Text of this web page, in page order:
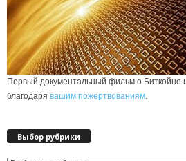
Первый документальный фильм о Биткойне
благодаря вашим пожертвованиям
Выбор рубрики